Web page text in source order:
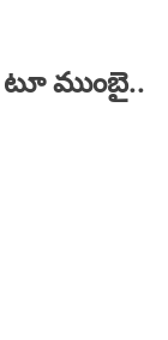
ముంబై..